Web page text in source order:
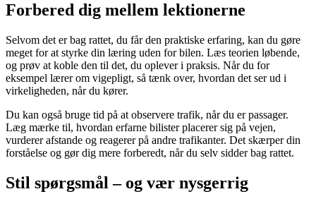
Forbered dig mellem lektionerne
Selvom det er bag rattet, du får den praktiske erfaring, kan du gøre
meget for at styrke din læring uden for bilen. Læs teorien løbende,
og prøv at koble den til det, du oplever i praksis. Når du for
eksempel lærer om vigepligt, så tænk over, hvordan det ser ud i
virkeligheden, når du kører.
Du kan også bruge tid på at observere trafik, når du er passager.
Læg mærke til, hvordan erfarne bilister placerer sig på vejen,
vurderer afstande og reagerer på andre trafikanter. Det skærper din
forståelse og gør dig mere forberedt, når du selv sidder bag rattet.
Stil spørgsmål – og vær nysgerrig